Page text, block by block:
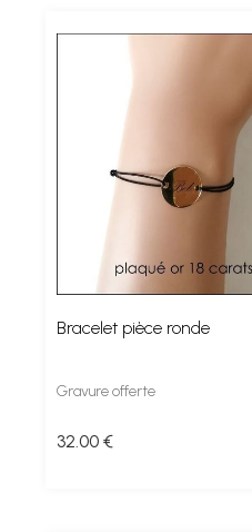
Bracelet pièce ronde
Gravure offerte
32.00 €